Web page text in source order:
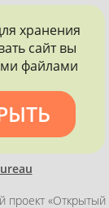
проект «Открытый
хранения
сайт вы
файлами